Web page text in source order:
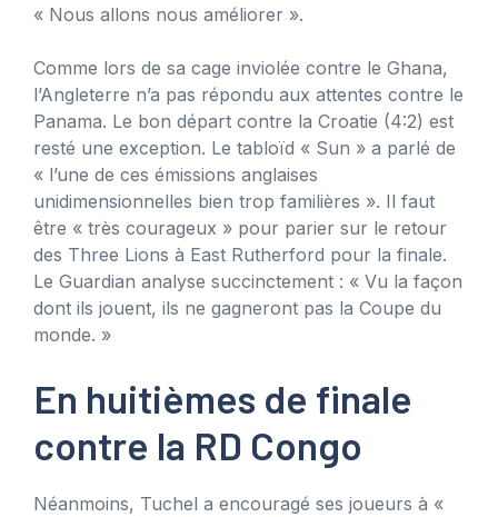
« Nous allons nous améliorer ».
Comme lors de sa cage inviolée contre le Ghana,
l’Angleterre n’a pas répondu aux attentes contre le
Panama. Le bon départ contre la Croatie (4:2) est
resté une exception. Le tabloïd « Sun » a parlé de
« l’une de ces émissions anglaises
unidimensionnelles bien trop familières ». Il faut
être « très courageux » pour parier sur le retour
des Three Lions à East Rutherford pour la finale.
Le Guardian analyse succinctement : « Vu la façon
dont ils jouent, ils ne gagneront pas la Coupe du
monde. »
En huitièmes de finale
contre la RD Congo
Néanmoins, Tuchel a encouragé ses joueurs à «